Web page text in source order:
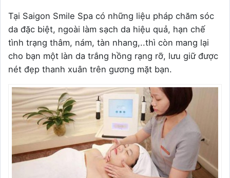
Tại Saigon Smile Spa có những liệu pháp chăm sóc
da đặc biệt, ngoài làm sạch da hiệu quả, hạn chế
tình trạng thâm, nám, tàn nhang,..thì còn mang lại
cho bạn một làn da trắng hồng rạng rỡ, lưu giữ được
nét đẹp thanh xuân trên gương mặt bạn.